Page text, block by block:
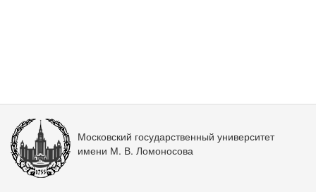
Московский государственный университет
имени М. В. Ломоносова